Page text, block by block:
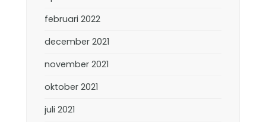
februari 2022
december 2021
november 2021
oktober 2021
juli 2021